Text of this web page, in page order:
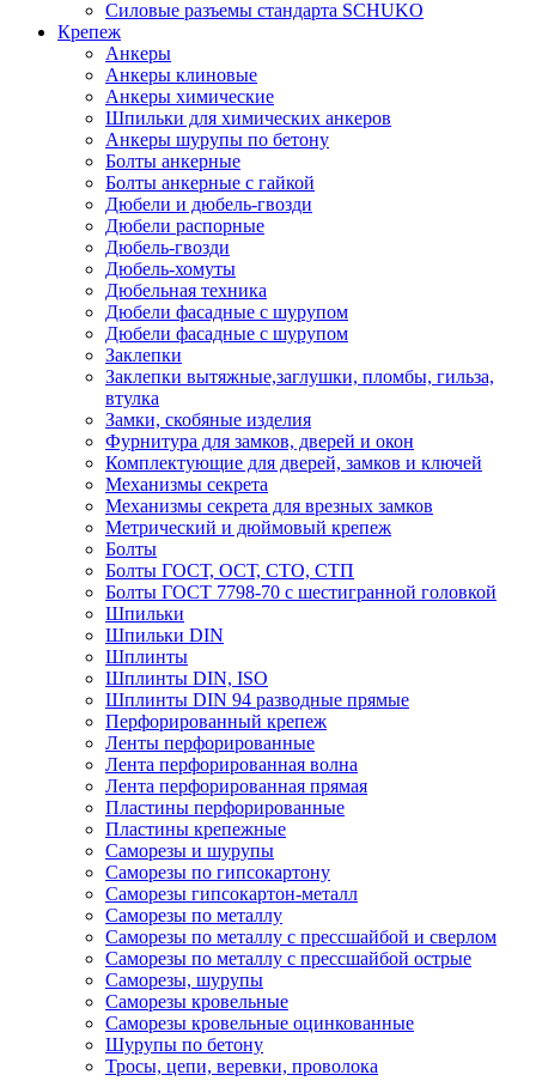
Силовые разъемы стандарта SCHUKO
Крепеж
Анкеры
Анкеры клиновые
Анкеры химические
Шпильки для химических анкеров
Анкеры шурупы по бетону
Болты анкерные
Болты анкерные с гайкой
Дюбели и дюбель-гвозди
Дюбели распорные
Дюбель-гвозди
Дюбель-хомуты
Дюбельная техника
Дюбели фасадные с шурупом
Дюбели фасадные с шурупом
Заклепки
Заклепки вытяжные,заглушки, пломбы, гильза,
втулка
Замки, скобяные изделия
Фурнитура для замков, дверей и окон
Комплектующие для дверей, замков и ключей
Механизмы секрета
Механизмы секрета для врезных замков
Метрический и дюймовый крепеж
Болты
Болты ГОСТ, ОСТ, СТО, СТП
Болты ГОСТ 7798-70 с шестигранной головкой
Шпильки
Шпильки DIN
Шплинты
Шплинты DIN, ISO
Шплинты DIN 94 разводные прямые
Перфорированный крепеж
Ленты перфорированные
Лента перфорированная волна
Лента перфорированная прямая
Пластины перфорированные
Пластины крепежные
Саморезы и шурупы
Саморезы по гипсокартону
Саморезы гипсокартон-металл
Саморезы по металлу
Саморезы по металлу с прессшайбой и сверлом
Саморезы по металлу с прессшайбой острые
Саморезы, шурупы
Саморезы кровельные
Саморезы кровельные оцинкованные
Шурупы по бетону
Тросы, цепи, веревки, проволока